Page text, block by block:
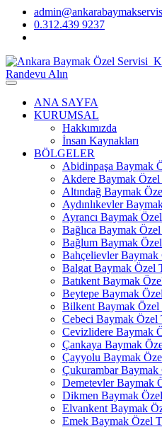
0.312.439 9237
Randevu Alın
ANA SAYFA
KURUMSAL
Hakkımızda
İnsan Kaynakları
BÖLGELER
Abidinpaşa Baymak
Akdere Baymak
Altındağ Baymak
Aydınlıkevler
Ayrancı Baymak
Bağlıca Baymak
Bağlum Baymak
Bahçelievler
Balgat Baymak Özel
Batıkent Baymak
Beytepe Baymak
Bilkent Baymak Özel
Cebeci Baymak Özel
Cevizlidere Baymak
Çankaya Baymak
Çayyolu Baymak
Çukurambar
Demetevler Baymak
Dikmen Baymak
Elvankent Baymak
Emek Baymak Özel